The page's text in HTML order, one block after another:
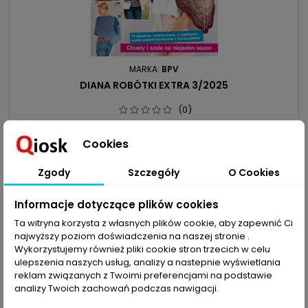
MARKA: BPV
DIANA ROBÓTKI EXTRA 3/2025
(0)
pierwszy raz? I dla ciebie, i dla ciebie znajdzie się
odpowiedni model w tym numerze Diany Robótki
może tunezyjski szal? – techniki i materiały do wyboru, tak
samo detale wykończenia: frędzle, ząbki, wachlarzyki,
pompony. Kolorystyka bardzo...
Dodaj do koszyka
favorite_border
Cookies
Zgody Szczegóły O Cookies
Informacje dotyczące plików cookies
Ta witryna korzysta z własnych plików cookie, aby zapewnić Ci
najwyższy poziom doświadczenia na naszej stronie .
Wykorzystujemy również pliki cookie stron trzecich w celu
ulepszenia naszych usług, analizy a nastepnie wyświetlania
reklam związanych z Twoimi preferencjami na podstawie
analizy Twoich zachowań podczas nawigacji.